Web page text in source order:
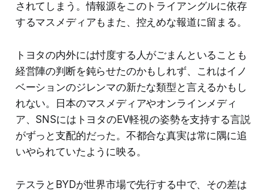
されてしまう。情報源をこのトライアングルに依存
するマスメディアもまた、控えめな報道に留まる。
トヨタの内外には忖度する人がごまんといることも
経営陣の判断を鈍らせたのかもしれず、これはイノ
ベーションのジレンマの新たな類型と言えるかもし
れない。日本のマスメディアやオンラインメディ
ア、SNSにはトヨタのEV軽視の姿勢を支持する言説
がずっと支配的だった。不都合な真実は常に隅に追
いやられていたように映る。
テスラとBYDが世界市場で先行する中で、その差は